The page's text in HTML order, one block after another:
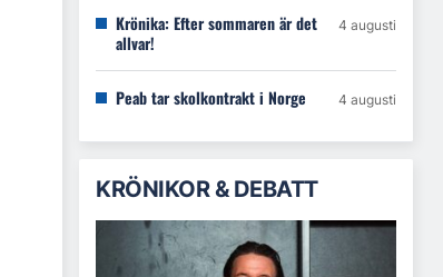
Krönika: Efter sommaren är det
allvar!
4 augusti
Peab tar skolkontrakt i Norge 4 augusti
KRÖNIKOR & DEBATT